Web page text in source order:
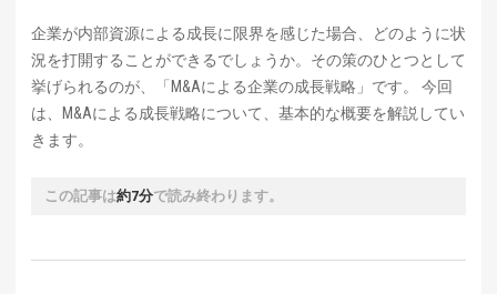
企業が内部資源による成長に限界を感じた場合、どのように状
況を打開することができるでしょうか。その策のひとつとして
挙げられるのが、「M&Aによる企業の成長戦略」です。 今回
は、M&Aによる成長戦略について、基本的な概要を解説してい
きます。
この記事は約7分で読み終わります。